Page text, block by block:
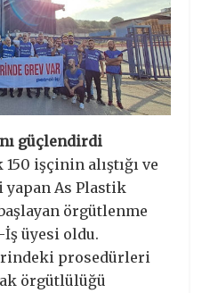
güçlendirdi
işçinin alıştığı ve
As Plastik
örgütlenme
üyesi oldu.
prosedürleri
örgütlülüğü